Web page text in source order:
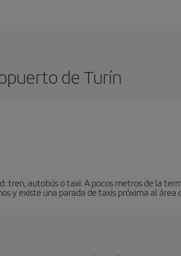
de Turín
tren, autobús o taxi. A pocos metros de la
y existe una parada de taxis próxima al área